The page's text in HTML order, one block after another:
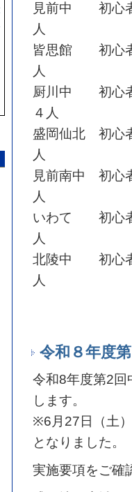
見前中 初心者
人
皆思館 初心者
人
厨川中 初心者
４人
盛岡仙北 初心
人
見前南中 初心
人
いわて 初心者
人
北陵中 初心者
人
令和８年度
令和8年度第2回
します。
※6月27日（土
となりました。
実施要項をご確